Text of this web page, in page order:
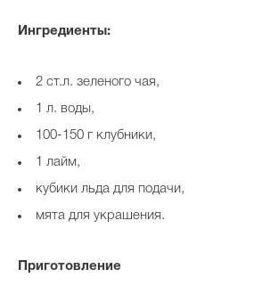
Ингредиенты:
2 ст.л. зеленого чая,
1 л. воды,
100-150 г клубники,
1 лайм,
кубики льда для подачи,
мята для украшения.
Приготовление